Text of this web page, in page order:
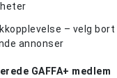
– velg bort
annonser
GAFFA+ medlem